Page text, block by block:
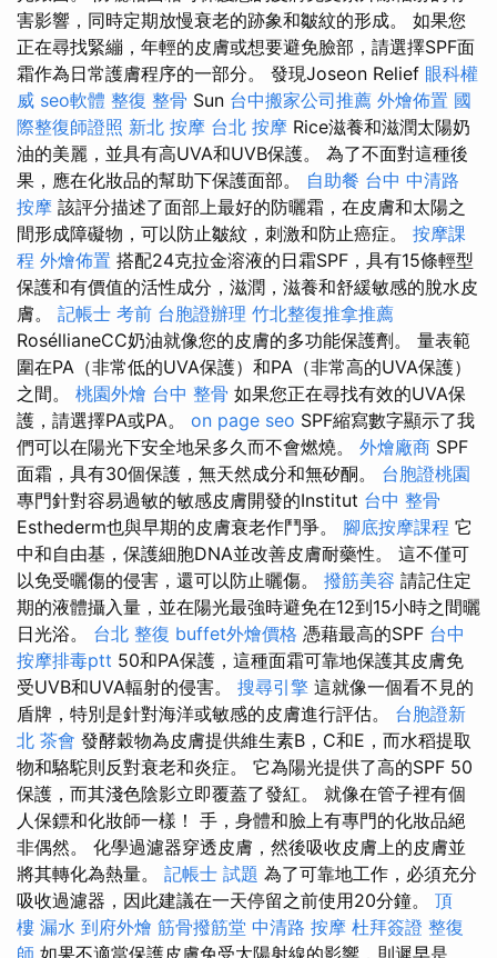
害影響，同時定期放慢衰老的跡象和皺紋的形成。 如果您
正在尋找緊繃，年輕的皮膚或想要避免臉部，請選擇SPF面
霜作為日常護膚程序的一部分。 發現Joseon Relief 眼科權
威 seo軟體 整復 整骨 Sun 台中搬家公司推薦 外燴佈置 國
際整復師證照 新北 按摩 台北 按摩 Rice滋養和滋潤太陽奶
油的美麗，並具有高UVA和UVB保護。 為了不面對這種後
果，應在化妝品的幫助下保護面部。 自助餐 台中 中清路
按摩 該評分描述了面部上最好的防曬霜，在皮膚和太陽之
間形成障礙物，可以防止皺紋，刺激和防止癌症。 按摩課
程 外燴佈置 搭配24克拉金溶液的日霜SPF，具有15條輕型
保護和有價值的活性成分，滋潤，滋養和舒緩敏感的脫水皮
膚。 記帳士 考前 台胞證辦理 竹北整復推拿推薦
RoséllianeCC奶油就像您的皮膚的多功能保護劑。 量表範
圍在PA（非常低的UVA保護）和PA（非常高的UVA保護）
之間。 桃園外燴 台中 整骨 如果您正在尋找有效的UVA保
護，請選擇PA或PA。 on page seo SPF縮寫數字顯示了我
們可以在陽光下安全地呆多久而不會燃燒。 外燴廠商 SPF
面霜，具有30個保護，無天然成分和無矽酮。 台胞證桃園
專門針對容易過敏的敏感皮膚開發的Institut 台中 整骨
Esthederm也與早期的皮膚衰老作鬥爭。 腳底按摩課程 它
中和自由基，保護細胞DNA並改善皮膚耐藥性。 這不僅可
以免受曬傷的侵害，還可以防止曬傷。 撥筋美容 請記住定
期的液體攝入量，並在陽光最強時避免在12到15小時之間曬
日光浴。 台北 整復 buffet外燴價格 憑藉最高的SPF 台中
按摩排毒ptt 50和PA保護，這種面霜可靠地保護其皮膚免
受UVB和UVA輻射的侵害。 搜尋引擎 這就像一個看不見的
盾牌，特別是針對海洋或敏感的皮膚進行評估。 台胞證新
北 茶會 發酵穀物為皮膚提供維生素B，C和E，而水稻提取
物和駱駝則反對衰老和炎症。 它為陽光提供了高的SPF 50
保護，而其淺色陰影立即覆蓋了發紅。 就像在管子裡有個
人保鏢和化妝師一樣！ 手，身體和臉上有專門的化妝品絕
非偶然。 化學過濾器穿透皮膚，然後吸收皮膚上的皮膚並
將其轉化為熱量。 記帳士 試題 為了可靠地工作，必須充分
吸收過濾器，因此建議在一天停留之前使用20分鐘。 頂
樓 漏水 到府外燴 筋骨撥筋堂 中清路 按摩 杜拜簽證 整復
師 如果不適當保護皮膚免受太陽射線的影響，則遲早是